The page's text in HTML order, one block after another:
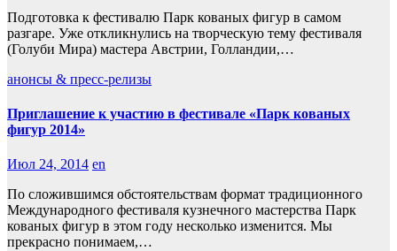
Подготовка к фестивалю Парк кованых фигур в самом
разгаре. Уже откликнулись на творческую тему фестиваля
(Голуби Мира) мастера Австрии, Голландии,…
анонсы & пресс-релизы
Приглашение к участию в фестивале «Парк кованых
фигур 2014»
Июл 24, 2014 en
По сложившимся обстоятельствам формат традиционного
Международного фестиваля кузнечного мастерства Парк
кованых фигур в этом году несколько изменится. Мы
прекрасно понимаем,…